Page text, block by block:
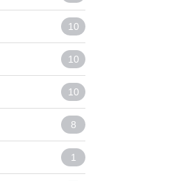
10
10
10
8
1